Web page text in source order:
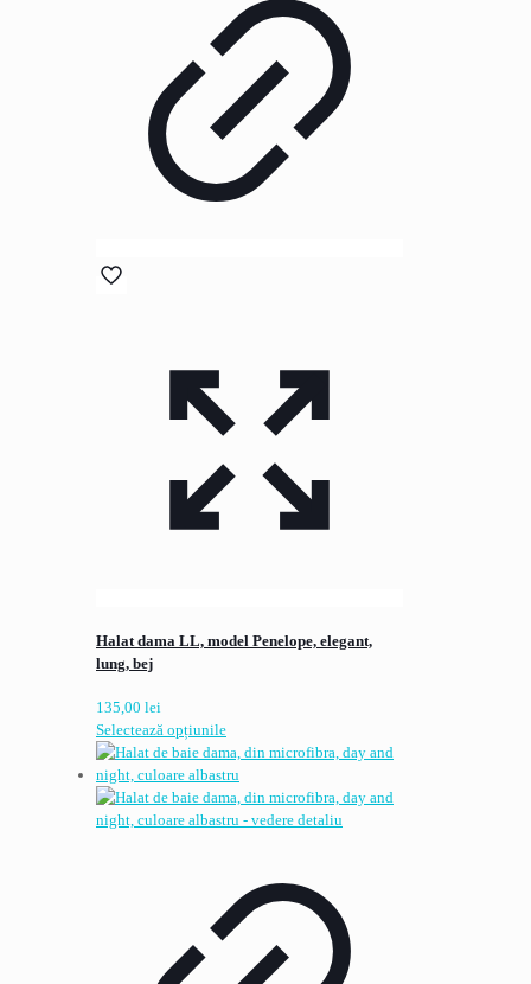
Halat dama LL, model Penelope, elegant,
lung, bej
135,00 lei
Selectează opțiunileAcest
produs
are
mai
multe
fi
alese
pagina